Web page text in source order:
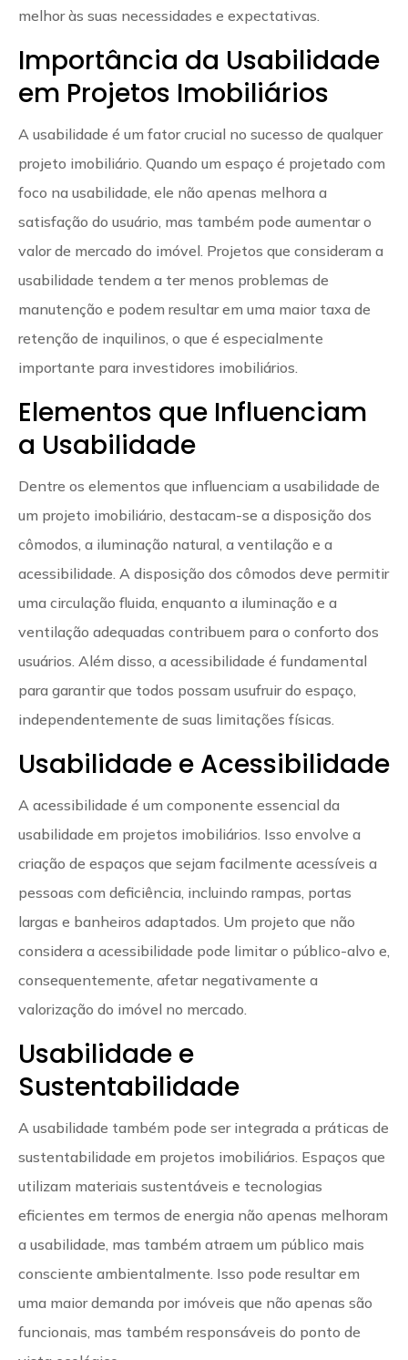
melhor às suas necessidades e expectativas.
Importância da Usabilidade
em Projetos Imobiliários
A usabilidade é um fator crucial no sucesso de qualquer
projeto imobiliário. Quando um espaço é projetado com
foco na usabilidade, ele não apenas melhora a
satisfação do usuário, mas também pode aumentar o
valor de mercado do imóvel. Projetos que consideram a
usabilidade tendem a ter menos problemas de
manutenção e podem resultar em uma maior taxa de
retenção de inquilinos, o que é especialmente
importante para investidores imobiliários.
Elementos que Influenciam
a Usabilidade
Dentre os elementos que influenciam a usabilidade de
um projeto imobiliário, destacam-se a disposição dos
cômodos, a iluminação natural, a ventilação e a
acessibilidade. A disposição dos cômodos deve permitir
uma circulação fluida, enquanto a iluminação e a
ventilação adequadas contribuem para o conforto dos
usuários. Além disso, a acessibilidade é fundamental
para garantir que todos possam usufruir do espaço,
independentemente de suas limitações físicas.
Usabilidade e Acessibilidade
A acessibilidade é um componente essencial da
usabilidade em projetos imobiliários. Isso envolve a
criação de espaços que sejam facilmente acessíveis a
pessoas com deficiência, incluindo rampas, portas
largas e banheiros adaptados. Um projeto que não
considera a acessibilidade pode limitar o público-alvo e,
consequentemente, afetar negativamente a
valorização do imóvel no mercado.
Usabilidade e
Sustentabilidade
A usabilidade também pode ser integrada a práticas de
sustentabilidade em projetos imobiliários. Espaços que
utilizam materiais sustentáveis e tecnologias
eficientes em termos de energia não apenas melhoram
a usabilidade, mas também atraem um público mais
consciente ambientalmente. Isso pode resultar em
uma maior demanda por imóveis que não apenas são
funcionais, mas também responsáveis do ponto de